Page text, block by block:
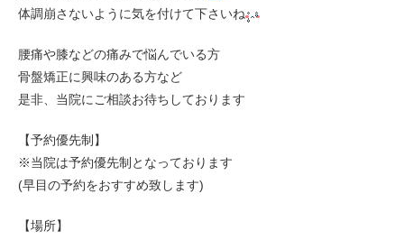
体調崩さないように気を付けて下さいね
腰痛や膝などの痛みで悩んでいる方
骨盤矯正に興味のある方など
是非、当院にご相談お待ちしております
【予約優先制】
※当院は予約優先制となっております
(早目の予約をおすすめ致します)
【場所】